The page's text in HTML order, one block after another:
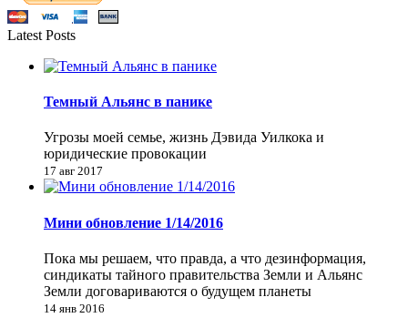
Latest Posts
Темный Альянс в панике
Угрозы моей семье, жизнь Дэвида Уилкока и
юридические провокации
17 авг 2017
Мини обновление 1/14/2016
Пока мы решаем, что правда, а что дезинформация,
синдикаты тайного правительства Земли и Альянс
Земли договариваются о будущем планеты
14 янв 2016